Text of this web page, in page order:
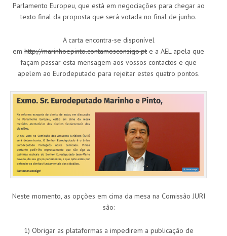
Parlamento Europeu, que está em negociações para chegar ao
texto final da proposta que será votada no final de junho.
A carta encontra-se disponível
em http://marinhoepinto.contamosconsigo.pt e a AEL apela que
façam passar esta mensagem aos vossos contactos e que
apelem ao Eurodeputado para rejeitar estes quatro pontos.
Neste momento, as opções em cima da mesa na Comissão JURI
são:
1) Obrigar as plataformas a impedirem a publicação de